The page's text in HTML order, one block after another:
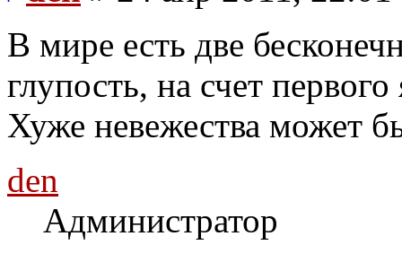
В мире есть две
глупость, на счет
Хуже невежества может
den
Администратор